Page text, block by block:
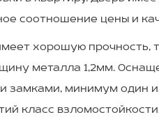
соотношение цены и
хорошую прочность,
металла 1,2мм.
замками, минимум один
класс